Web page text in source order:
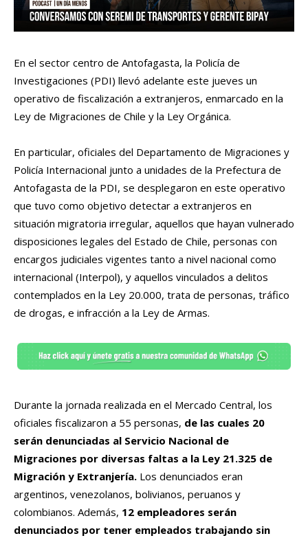
En el sector centro de Antofagasta, la Policía de
Investigaciones (PDI) llevó adelante este jueves un
operativo de fiscalización a extranjeros, enmarcado en la
Ley de Migraciones de Chile y la Ley Orgánica.
En particular, oficiales del Departamento de Migraciones y
Policía Internacional junto a unidades de la Prefectura de
Antofagasta de la PDI, se desplegaron en este operativo
que tuvo como objetivo detectar a extranjeros en
situación migratoria irregular, aquellos que hayan vulnerado
disposiciones legales del Estado de Chile, personas con
encargos judiciales vigentes tanto a nivel nacional como
internacional (Interpol), y aquellos vinculados a delitos
contemplados en la Ley 20.000, trata de personas, tráfico
de drogas, e infracción a la Ley de Armas.
Durante la jornada realizada en el Mercado Central, los
oficiales fiscalizaron a 55 personas, de las cuales 20
serán denunciadas al Servicio Nacional de
Migraciones por diversas faltas a la Ley 21.325 de
Migración y Extranjería. Los denunciados eran
argentinos, venezolanos, bolivianos, peruanos y
colombianos. Además, 12 empleadores serán
denunciados por tener empleados trabajando sin